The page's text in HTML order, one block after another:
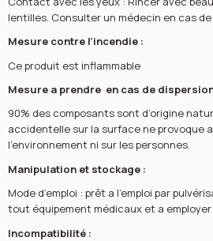
lentilles. Consulter un médecin en cas de
Mesure contre l’incendie :
Ce produit est inflammable
Mesure a prendre en cas de
90% des composants sont d’origine
accidentelle sur la surface ne provoque
l’environnement ni sur les personnes.
Manipulation et stockage :
Mode d’emploi : prêt a l’emploi par
tout équipement médicaux et a
Incompatibilité :